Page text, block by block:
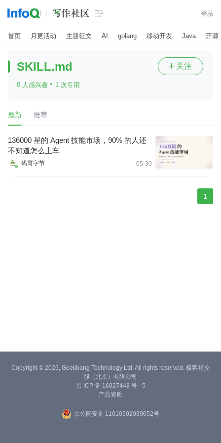
 登录
首页 月更活动 主题征文 AI golang 移动开发 Java 开源
SKILL.md
0 人感兴趣 · 1 次引用
 关注
最新 推荐
136000 星的 Agent 技能市场，90% 的人还
不知道怎么上车
码哥字节 05-30
1
Copyright © 2026, Geekbang Technology Ltd. All rights reserved. 极客邦控
股（北京）有限公司
京 ICP 备 16027448 号 - 5
产品资质
京公网安备 11010502039052号